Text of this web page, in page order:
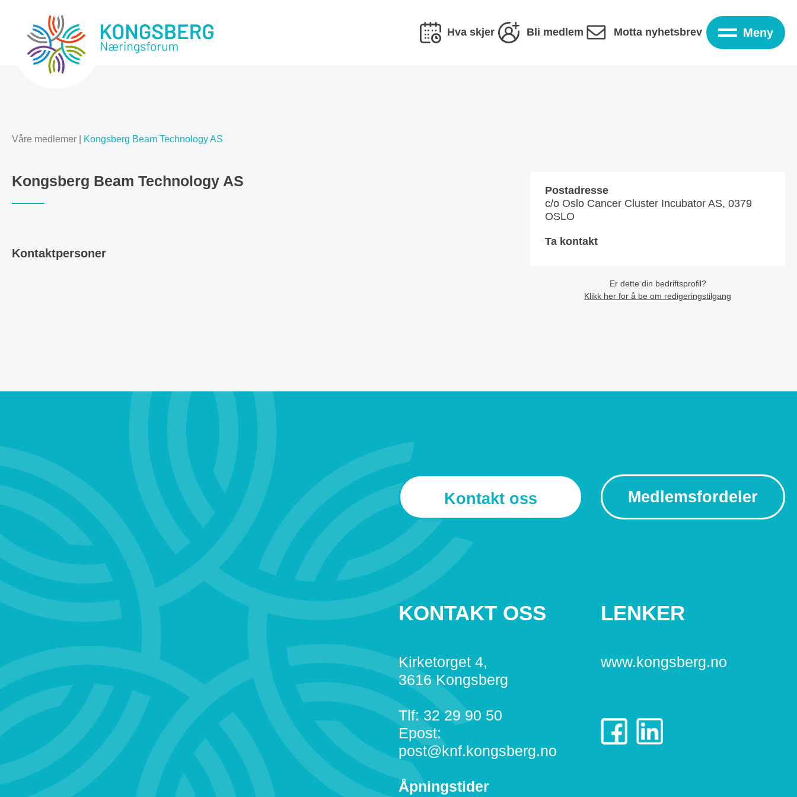
Meny
Hva skjer Bli medlem Motta nyhetsbrev
Våre medlemer Kongsberg Beam Technology AS
Kongsberg Beam Technology AS
Kontaktpersoner
Postadresse
c/o Oslo Cancer Cluster Incubator AS, 0379
OSLO
Ta kontakt
Er dette din bedriftsprofil?
Klikk her for å be om redigeringstilgang
Kontakt oss Medlemsfordeler
KONTAKT OSS
Kirketorget 4,
3616 Kongsberg
Tlf: 32 29 90 50
Epost:
post@knf.kongsberg.no
Åpningstider
LENKER
www.kongsberg.no